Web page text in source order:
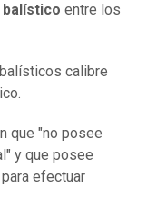
entre los
calibre
que "no posee
y que posee
efectuar